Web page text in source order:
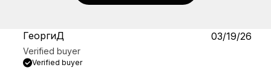
ГеоргиД
Verified buyer
Verified buyer
03/19/26